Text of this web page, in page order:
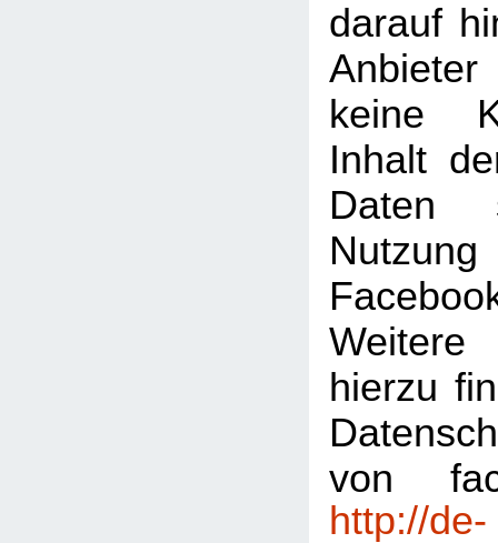
darauf
keine
Inhalt
Daten
Weitere
hierzu
von
http://de-